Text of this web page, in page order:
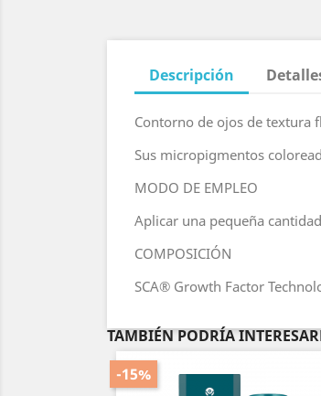
Descripción
Contorno de ojos de textura
Sus micropigmentos
MODO DE EMPLEO
Aplicar una pequeña
COMPOSICIÓN
SCA® Growth Factor
TAMBIÉN PODRÍA
-15%